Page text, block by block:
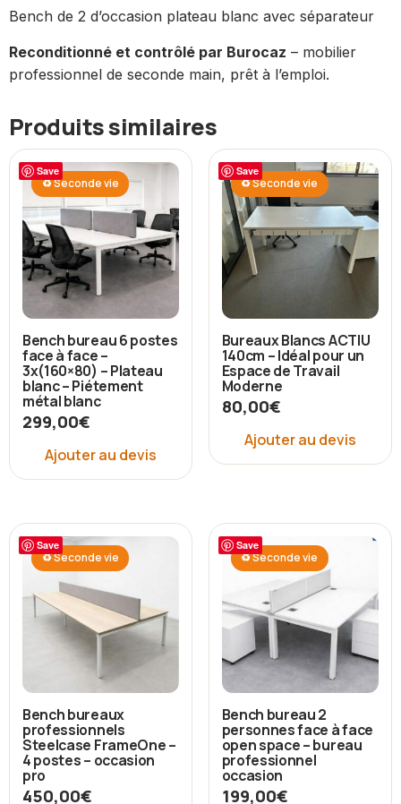
Bench de 2 d’occasion plateau blanc avec séparateur
Reconditionné et contrôlé par Burocaz – mobilier
professionnel de seconde main, prêt à l’emploi.
Produits similaires
Save
♻ Seconde vie
Bench bureau 6 postes
face à face –
3x(160×80) – Plateau
blanc – Piétement
métal blanc
299,00€
Ajouter au devis
Save
♻ Seconde vie
Bureaux Blancs ACTIU
140cm – Idéal pour un
Espace de Travail
Moderne
80,00€
Ajouter au devis
Save
♻ Seconde vie
Bench bureaux
professionnels
Steelcase FrameOne –
4 postes – occasion
pro
450,00€
Save
♻ Seconde vie
Bench bureau 2
personnes face à face
open space – bureau
professionnel
occasion
199,00€